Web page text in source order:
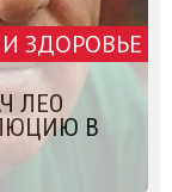
ЗДОРОВЬЕ
ЛЕО
В